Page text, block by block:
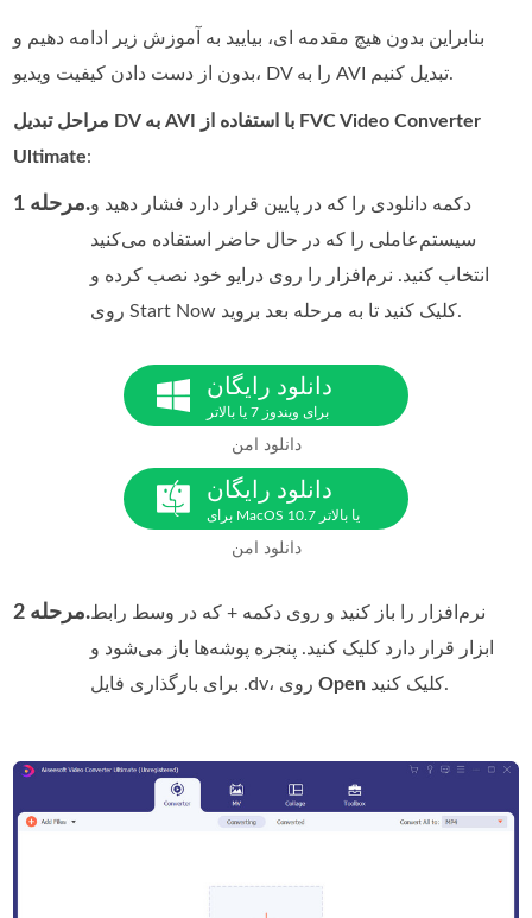
بنابراین بدون هیچ مقدمه ای، بیایید به آموزش زیر ادامه دهیم و
بدون از دست دادن کیفیت ویدیو، DV را به AVI تبدیل کنیم.
مراحل تبدیل DV به AVI با استفاده از FVC Video Converter
Ultimate:
مرحله 1.دکمه دانلودی را که در پایین قرار دارد فشار دهید و
سیستم‌عاملی را که در حال حاضر استفاده می‌کنید
انتخاب کنید. نرم‌افزار را روی درایو خود نصب کرده و
روی Start Now کلیک کنید تا به مرحله بعد بروید.
دانلود رایگان
برای ویندوز 7 یا بالاتر
دانلود امن
دانلود رایگان
برای MacOS 10.7 یا بالاتر
دانلود امن
مرحله 2.نرم‌افزار را باز کنید و روی دکمه + که در وسط رابط
ابزار قرار دارد کلیک کنید. پنجره پوشه‌ها باز می‌شود و
برای بارگذاری فایل .dv، رویOpen کلیک کنید.